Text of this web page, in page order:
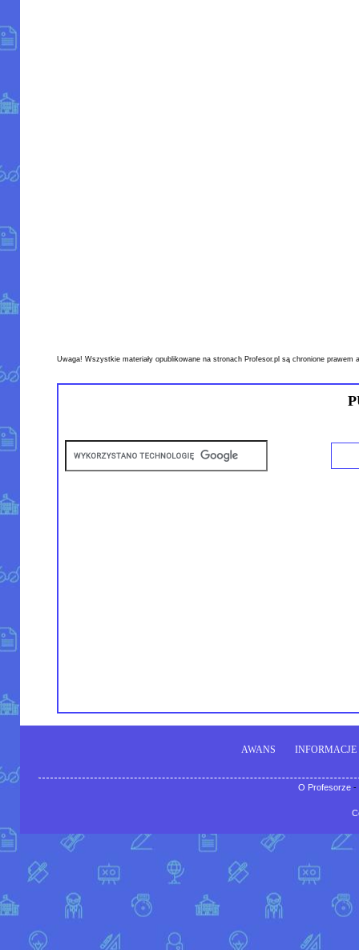
Uwaga! Wszystkie materiały opublikowane na stronach Profesor.pl są chronione
AWANS INFORMACJE
O Profesorze-